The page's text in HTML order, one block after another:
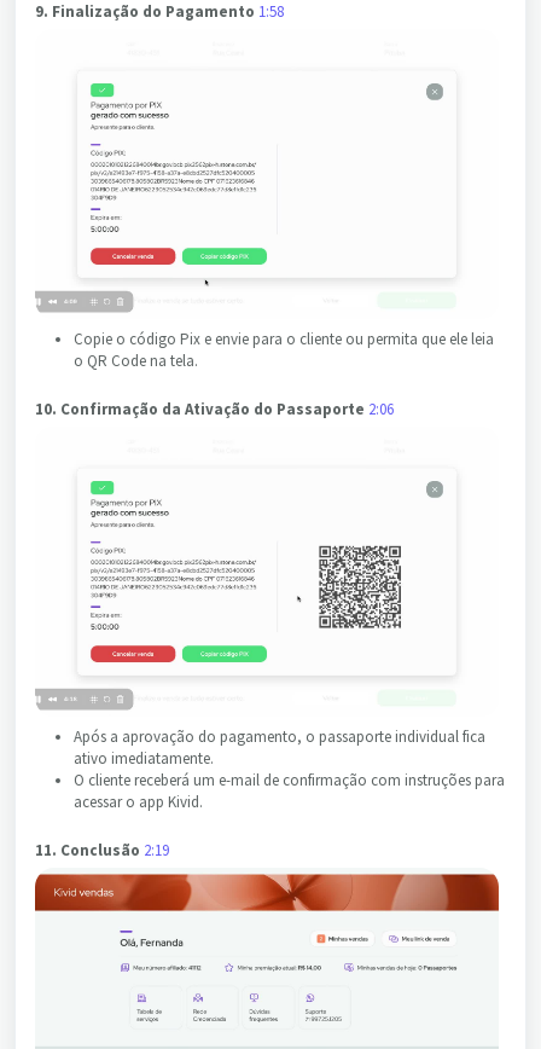
9. Finalização do Pagamento 1:58
Copie o código Pix e envie para o cliente ou permita que ele leia
o QR Code na tela.
10. Confirmação da Ativação do Passaporte 2:06
Após a aprovação do pagamento, o passaporte individual fica
ativo imediatamente.
O cliente receberá um e-mail de confirmação com instruções para
acessar o app Kivid.
11. Conclusão 2:19